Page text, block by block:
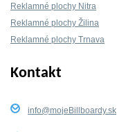
Reklamné plochy Nitra
Reklamné plochy Žilina
Reklamné plochy Trnava
Kontakt
info@mojeBillboardy.sk